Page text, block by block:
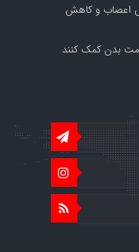
اعصاب و کاهش
بدن کمک کنند